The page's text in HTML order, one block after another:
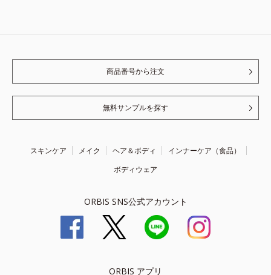
商品番号から注文
無料サンプルを探す
スキンケア メイク ヘア＆ボディ
インナーケア（食品）
ボディウェア
ORBIS SNS公式アカウント
ORBIS アプリ